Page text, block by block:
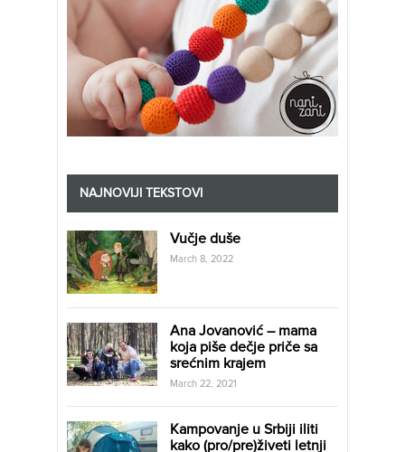
NAJNOVIJI TEKSTOVI
Vučje duše
March 8, 2022
Ana Jovanović – mama
koja piše dečje priče sa
srećnim krajem
March 22, 2021
Kampovanje u Srbiji iliti
kako (pro/pre)živeti letnji